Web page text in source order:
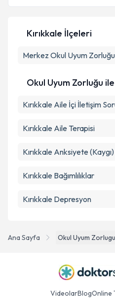
Ana Sayfa Okul Uyum Zorlugu
Kırıkkale İlçeleri
Merkez Okul Uyum Zorluğu
Okul Uyum Zorluğu
Kırıkkale Aile İçi İletişim
Kırıkkale Aile Terapisi
Kırıkkale Anksiyete
Kırıkkale Bağımlılıklar
Kırıkkale Depresyon
VideolarBlogOnline